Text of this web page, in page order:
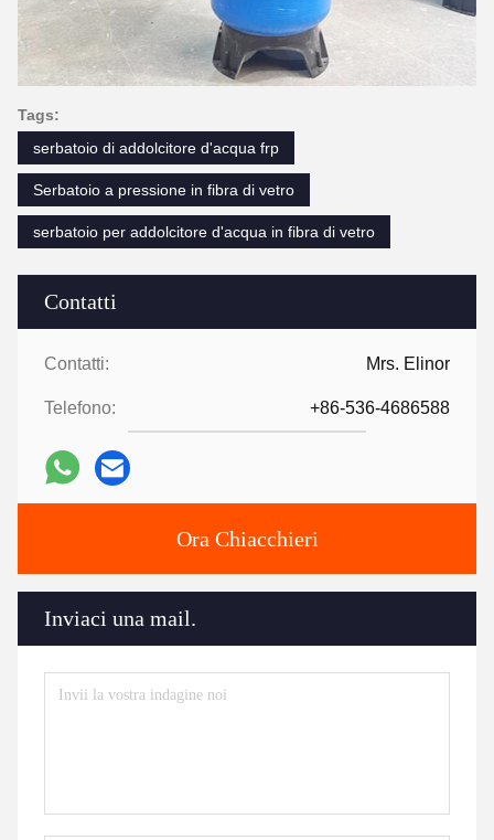
Contatti
Contatti: Mrs. Elinor
Telefono: +86-536-4686588
Ora Chiacchieri
Inviaci una mail.
Tags:
serbatoio di addolcitore d'acqua frp
Serbatoio a pressione in fibra di vetro
serbatoio per addolcitore d'acqua in fibra di vetro